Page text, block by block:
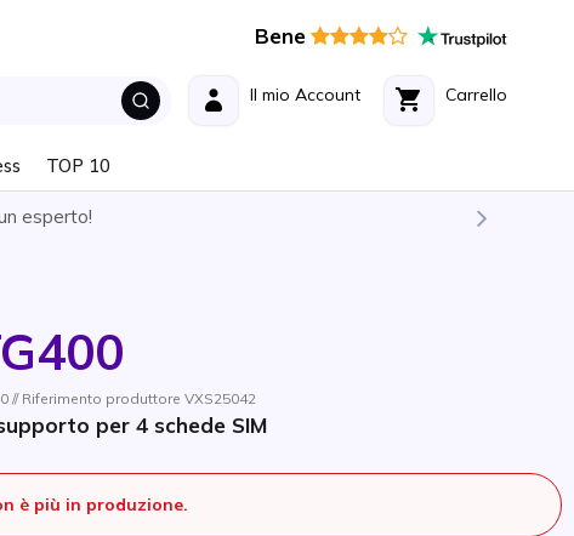
Bene
Carrello
Il mio Account
TOP 10
esperto!
// Riferimento produttore VXS25042
per 4 schede SIM
è più in produzione.